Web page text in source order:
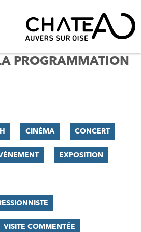
PROGRAMMATION
CINÉMA CONCERT
EXPOSITION
VISITE COMMENTÉE